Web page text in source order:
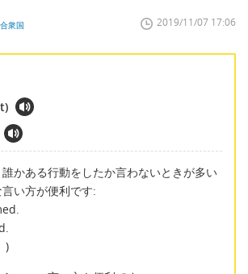
衆国 2019/11/07 17:06
かある行動をしたか言わないときが多い
い方が便利です:
)